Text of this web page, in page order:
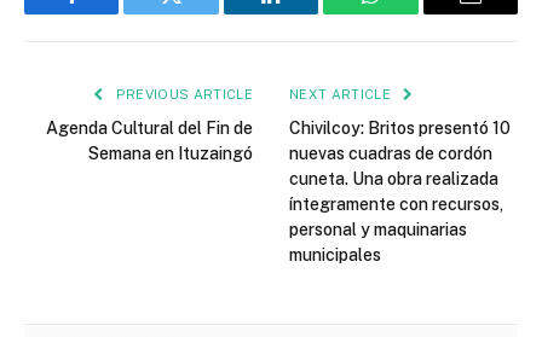
Facebook Twitter LinkedIn WhatsApp Email
PREVIOUS ARTICLE
Agenda Cultural del Fin de
Semana en Ituzaingó
NEXT ARTICLE
Chivilcoy: Britos presentó 10
nuevas cuadras de cordón
cuneta. Una obra realizada
íntegramente con recursos,
personal y maquinarias
municipales